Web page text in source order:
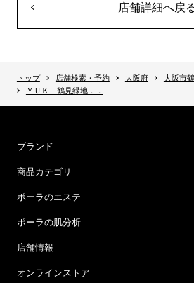
店舗詳細へ戻
トップ 店舗検索・予約 大阪府
大阪市
ＹＵＫＩ鶴見緑地．．
ブランド
商品カテゴリ
ポーラのエステ
ポーラの肌分析
店舗情報
オンラインストア